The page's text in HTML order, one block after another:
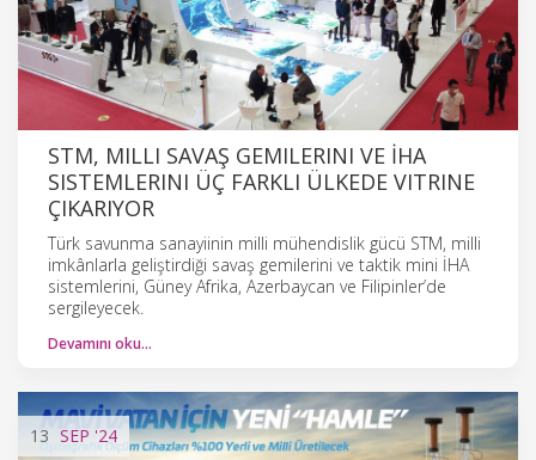
STM, MILLI SAVAŞ GEMILERINI VE İHA
SISTEMLERINI ÜÇ FARKLI ÜLKEDE VITRINE
ÇIKARIYOR
Türk savunma sanayiinin milli mühendislik gücü STM, milli
imkânlarla geliştirdiği savaş gemilerini ve taktik mini İHA
sistemlerini, Güney Afrika, Azerbaycan ve Filipinler’de
sergileyecek.
Devamını oku…
13 SEP '24